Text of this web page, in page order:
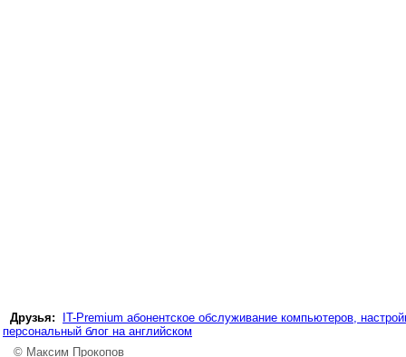
Друзья:
IT-Premium абонентское обслуживание компьютеров,
персональный блог на английском
© Максим Прокопов